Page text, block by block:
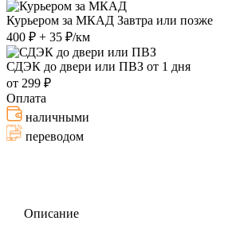
Курьером за МКАД Завтра или позже
400 ₽ + 35 ₽/км
СДЭК до двери или ПВЗ от 1 дня
от 299 ₽
Оплата
наличными
переводом
Описание